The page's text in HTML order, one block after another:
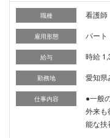
職種 看護師
雇用形態 パート
給与 時給
勤務地 愛知県
仕事内容
●一般
外来も
能な扶